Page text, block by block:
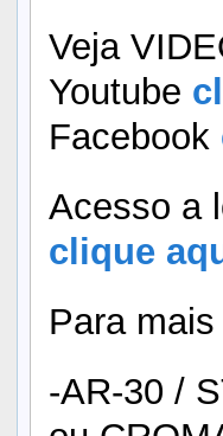
Veja
Youtube
Facebook
Acesso a
clique
Para
-AR-30 /